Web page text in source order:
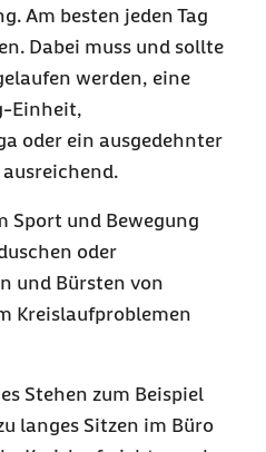
Am besten jeden Tag
Dabei muss und sollte
werden, eine
Einheit,
oder ein ausgedehnter
Sport und Bewegung
oder
und Bürsten von
Kreislaufproblemen
Stehen zum Beispiel
langes Sitzen im Büro